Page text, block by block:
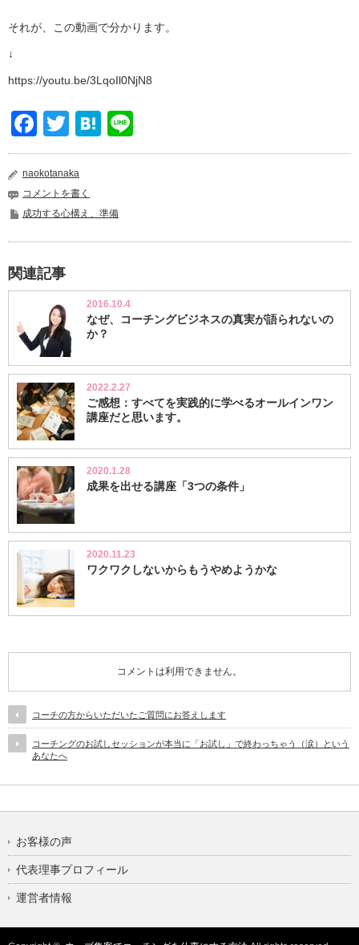
それが、この動画で分かります。
↓
https://youtu.be/3LqoIl0NjN8
Facebook
TwitterHatena
naokotanaka
コメントを書く
成功する心構え、準備
関連記事
2016.10.4
なぜ、コーチングビジネスの真実が語られないの
か？
2022.2.27
ご感想：すべてを実践的に学べるオールインワン
講座だと思います。
2020.1.28
成果を出せる講座「3つの条件」
2020.11.23
ワクワクしないからもうやめようかな
コメントは利用できません。
コーチの方からいただいたご質問にお答えします
コーチングのお試しセッションが本当に「お試し」で終わっちゃう（涙）という
あなたへ
お客様の声
代表理事プロフィール
運営者情報